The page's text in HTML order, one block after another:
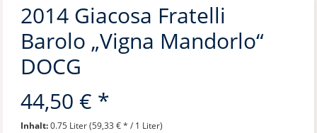
2014 Giacosa Fratelli
Barolo „Vigna Mandorlo“
DOCG
44,50 € *
Inhalt:0.75 Liter (59,33 € * / 1 Liter)